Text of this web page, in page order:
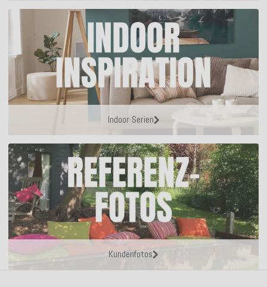
Indoor Serien
Kundenfotos